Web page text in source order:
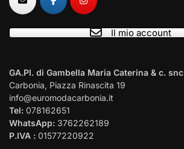
Il mio account
GA.PI. di Gambella Maria Caterina & c. snc
Carbonia, Piazza Rinascita 19
info@euromodacarbonia.it
Tel: 078162651
WhatsApp: 3762262189
P.IVA : 01577220922